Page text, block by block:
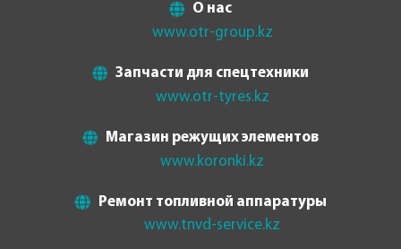
О нас
www.otr-group.kz
Запчасти для спецтехники
www.otr-tyres.kz
Магазин режущих элементов
www.koronki.kz
Ремонт топливной аппаратуры
www.tnvd-service.kz